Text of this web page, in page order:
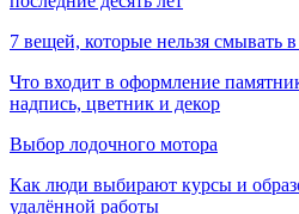
7 вещей, которые нельзя смывать
Что входит в оформление
надпись, цветник и декор
Выбор лодочного мотора
Как люди выбирают курсы и
удалённой работы